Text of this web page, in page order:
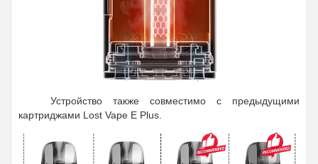
Устройство также совместимо с предыдущими
картриджами Lost Vape E Plus.